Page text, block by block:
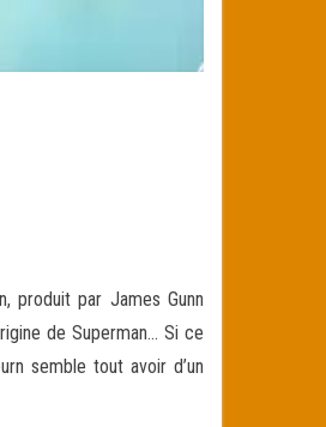
produit par James Gunn
de Superman… Si ce
semble tout avoir d’un